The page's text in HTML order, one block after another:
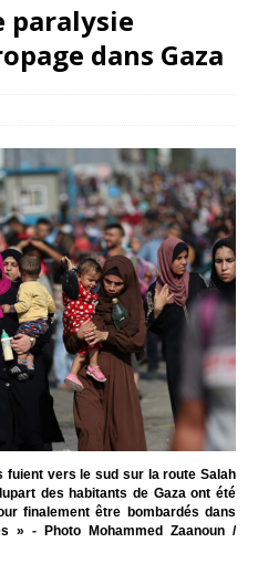
paralysie
dans Gaza
fuient vers le sud sur la route Salah
des habitants de Gaza ont été
finalement être bombardés dans
» - Photo Mohammed Zaanoun /